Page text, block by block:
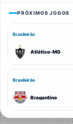
PRÓXIMOS JOGOS
Brasileirão
Atlético-MG
Brasileirão
Bragantino